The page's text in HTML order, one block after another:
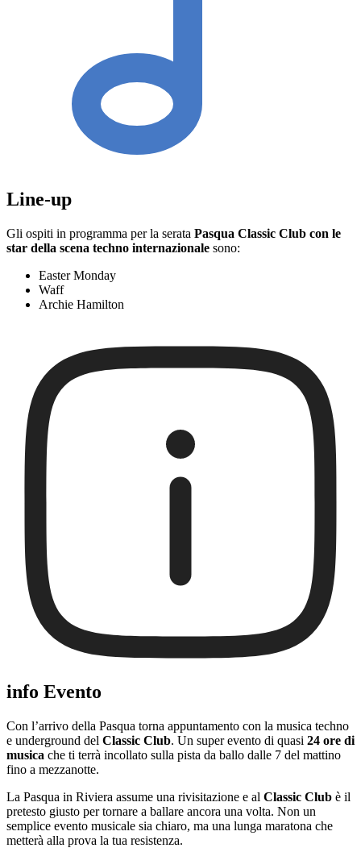
Line-up
Gli ospiti in programma per la serata Pasqua Classic Club con le
star della scena techno internazionale sono:
Easter Monday
Waff
Archie Hamilton
info Evento
Con l’arrivo della Pasqua torna appuntamento con la musica techno
e underground del Classic Club. Un super evento di quasi 24 ore di
musica che ti terrà incollato sulla pista da ballo dalle 7 del mattino
fino a mezzanotte.
La Pasqua in Riviera assume una rivisitazione e al Classic Club è il
pretesto giusto per tornare a ballare ancora una volta. Non un
semplice evento musicale sia chiaro, ma una lunga maratona che
metterà alla prova la tua resistenza.